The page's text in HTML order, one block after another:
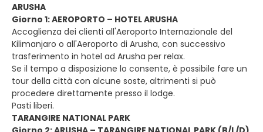
ARUSHA
Giorno 1: AEROPORTO – HOTEL ARUSHA
Accoglienza dei clienti all'Aeroporto Internazionale del
Kilimanjaro o all'Aeroporto di Arusha, con successivo
trasferimento in hotel ad Arusha per relax.
Se il tempo a disposizione lo consente, è possibile fare un
tour della città con alcune soste, altrimenti si può
procedere direttamente presso il lodge.
Pasti liberi.
TARANGIRE NATIONAL PARK